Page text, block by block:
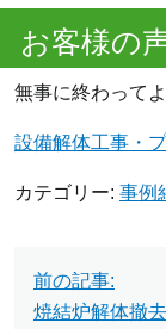
お客様の
無事に終わって
設備解体工事・
カテゴリー: 事例
投
稿
前の記事:
焼結炉解体撤